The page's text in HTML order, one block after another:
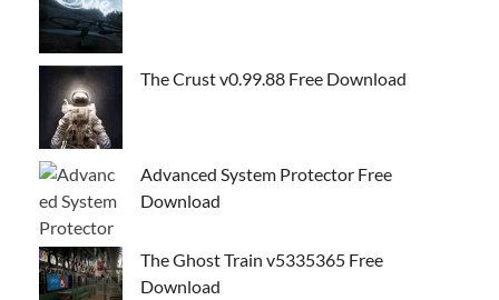
The Crust v0.99.88 Free Download
Advanced System Protector Free
Download
The Ghost Train v5335365 Free
Download